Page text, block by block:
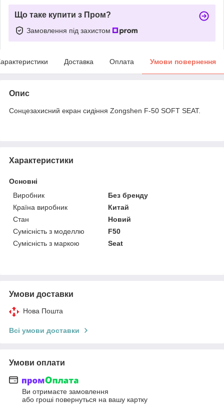
Що таке купити з Пром?
Замовлення під захистом
Доставка Оплата Умови повернення
Опис
Сонцезахисний екран сидіння Zongshen F-50 SOFT SEAT.
Характеристики
Основні
Виробник
Без бренду
Країна виробник
Китай
Стан
Новий
Сумісність з моделлю
F50
Сумісність з маркою
Seat
Умови доставки
Нова Пошта
Всі умови доставки
Умови оплати
Ви отримаєте замовлення
або гроші повернуться на вашу картку